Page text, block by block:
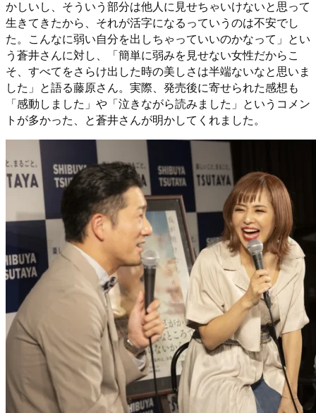
かしいし、そういう部分は他人に見せちゃいけないと思って
生きてきたから、それが活字になるっていうのは不安でし
た。こんなに弱い自分を出しちゃっていいのかなって」とい
う蒼井さんに対し、「簡単に弱みを見せない女性だからこ
そ、すべてをさらけ出した時の美しさは半端ないなと思いま
した」と語る藤原さん。実際、発売後に寄せられた感想も
「感動しました」や「泣きながら読みました」というコメン
トが多かった、と蒼井さんが明かしてくれました。